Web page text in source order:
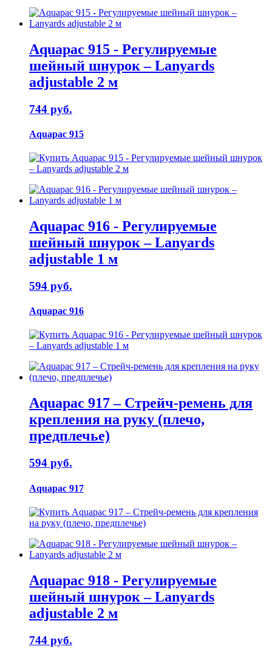
Aquapac 915 - Регулируемые
шейный шнурок – Lanyards
adjustable 2 м
744 руб.
Aquapac 915
Aquapac 916 - Регулируемые
шейный шнурок – Lanyards
adjustable 1 м
594 руб.
Aquapac 916
Aquapac 917 – Стрейч-ремень для
крепления на руку (плечо,
предплечье)
594 руб.
Aquapac 917
Aquapac 918 - Регулируемые
шейный шнурок – Lanyards
adjustable 2 м
744 руб.